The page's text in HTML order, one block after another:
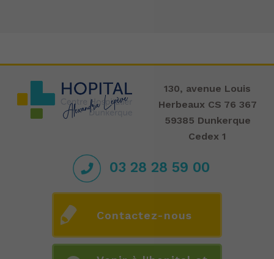
130, avenue Louis
Herbeaux CS 76 367
59385 Dunkerque
Cedex 1
03 28 28 59 00
Contactez-nous